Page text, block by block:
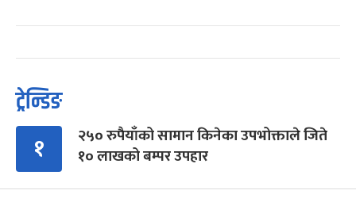
ट्रेन्डिङ
१
२५० रुपैयाँको सामान किनेका उपभोक्ताले जिते
१० लाखको बम्पर उपहार